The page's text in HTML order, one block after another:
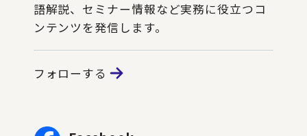
語解説、セミナー情報など実務に役立つコ
ンテンツを発信します。
フォローする